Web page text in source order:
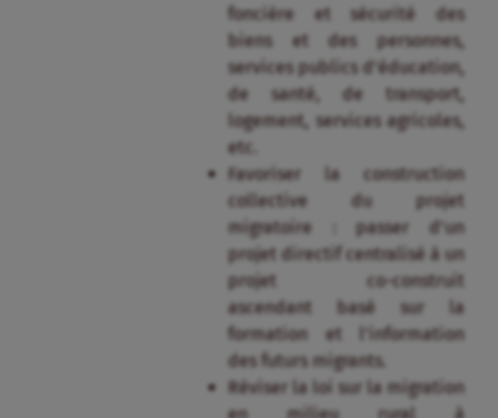
foncière et sécurité des
biens et des personnes,
services publics d’éducation,
de santé, de transport,
logement, services agricoles,
etc.
Favoriser la construction
collective du projet
migratoire : passer d’un
projet directif centralisé à un
projet co-construit
ascendant basé sur la
formation et l’information
des futurs migrants.
Réviser la loi sur la migration